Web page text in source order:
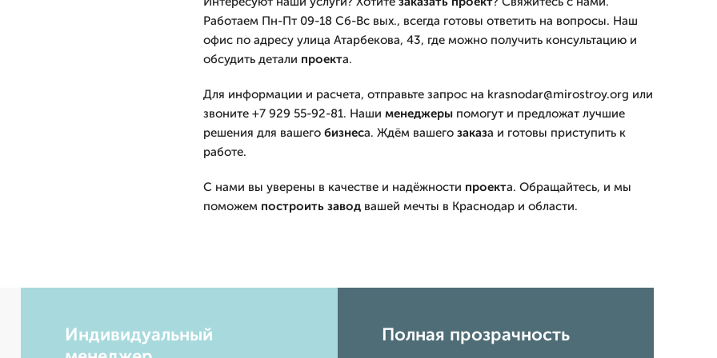
Работаем Пн-Пт 09-18 Сб-Вс вых., всегда готовы ответить на вопросы. Наш
офис по адресу улица Атарбекова, 43, где можно получить консультацию и
обсудить детали проекта.
Для информации и расчета, отправьте запрос на krasnodar@mirostroy.org или
звоните +7 929 55-92-81. Наши менеджерыпомогут и предложат лучшие
решения для вашего бизнеса. Ждём вашего заказа и готовы приступить к
работе.
С нами вы уверены в качестве и надёжности проекта. Обращайтесь, и мы
поможем построить заводвашей мечты в Краснодар и области.
Индивидуальный
Полная прозрачность